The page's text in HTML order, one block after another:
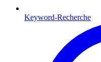
Keyword-Recherche